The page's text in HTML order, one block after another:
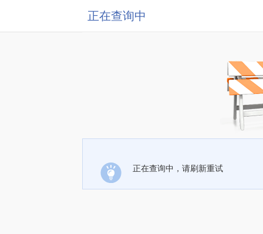
正在查询中
正在查询中，请刷新重试